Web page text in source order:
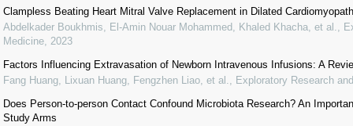
Clampless Beating Heart Mitral Valve Replacement in Dilated
Abdelkader Boukhmis, El-Amin Nouar Mohammed, Khaled Khacha, et al.
Medicine 2023
Factors Influencing Extravasation of Newborn Intravenous Infusions: A
Fang Huang, Lixuan Huang, Fengzhen Liao, et al.
Exploratory Research
Does Person-to-person Contact Confound Microbiota Research? An
Study Arms